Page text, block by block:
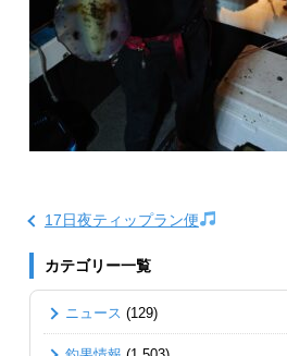
17日夜ティップラン便
カテゴリー一覧
ニュース (129)